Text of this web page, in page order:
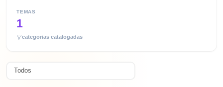
TEMAS
1
categorias catalogadas